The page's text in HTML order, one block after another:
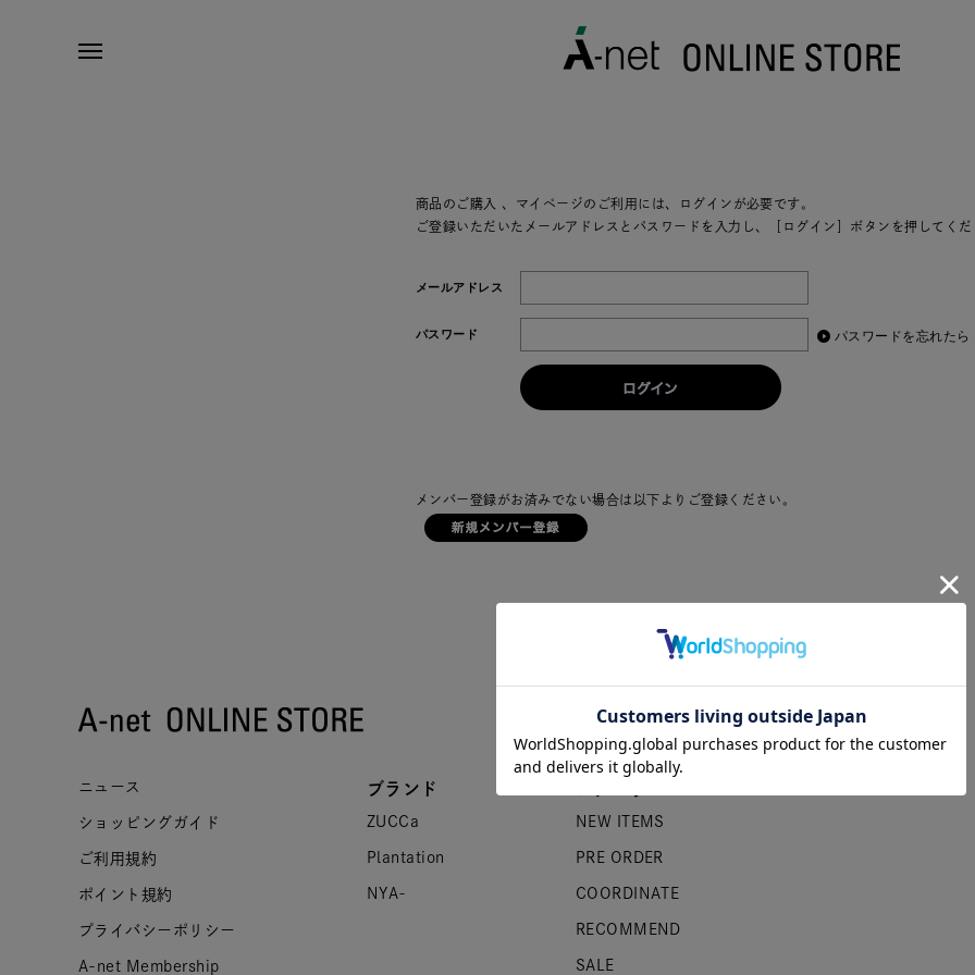
商品のご購入
、マイページのご利用には、ログインが必要です。
ご登録いただいたメールアドレスとパスワードを入力し、［ログイン］ボタンを押してく
メールアドレス
パスワード パスワードを忘れたら
メンバー登録がお済みでない場合は以下よりご登録ください。
ニュース
ショッピングガイド
ご利用規約
ポイント規約
プライバシーポリシー
A-net Membership
ブランド
ZUCCa
Plantation
NYA-
NEW ITEMS
PRE ORDER
COORDINATE
RECOMMEND
SALE